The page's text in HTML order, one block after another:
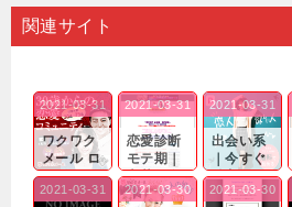
関連サイト
ワクワク
メール ロ
グイン pc
｜心の底
2021-03-31
恋愛診断
モテ期｜
老若男女
問わ
2021-03-31
出会い系
｜今すぐ
仲良くな
れる相手
2021-03-31
2021-03-31 2021-03-30 2021-03-30